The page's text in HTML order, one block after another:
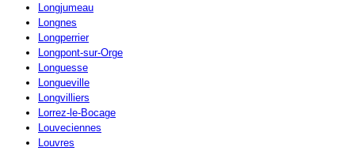
Longjumeau
Longnes
Longperrier
Longpont-sur-Orge
Longuesse
Longueville
Longvilliers
Lorrez-le-Bocage
Louveciennes
Louvres